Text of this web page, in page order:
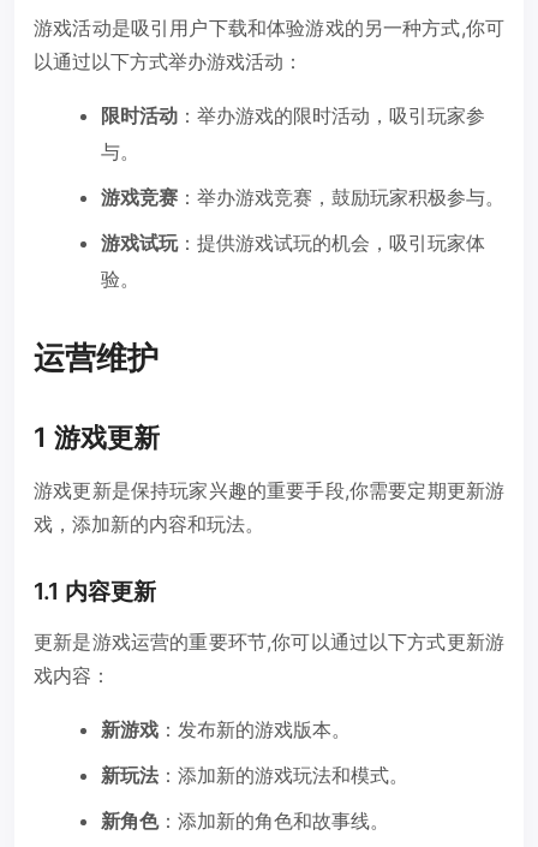
游戏活动是吸引用户下载和体验游戏的另一种方式,你可
以通过以下方式举办游戏活动：
限时活动 ：举办游戏的限时活动，吸引玩家参
与。
游戏竞赛 ：举办游戏竞赛，鼓励玩家积极参与。
游戏试玩：提供游戏试玩的机会，吸引玩家体
验。
运营维护
1 游戏更新
游戏更新是保持玩家兴趣的重要手段,你需要定期更新游
戏，添加新的内容和玩法。
1.1 内容更新
更新是游戏运营的重要环节,你可以通过以下方式更新游
戏内容：
新游戏 ：发布新的游戏版本。
新玩法 ：添加新的游戏玩法和模式。
新角色：添加新的角色和故事线。